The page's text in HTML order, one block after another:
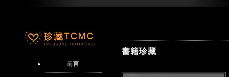
前言
書籍珍藏